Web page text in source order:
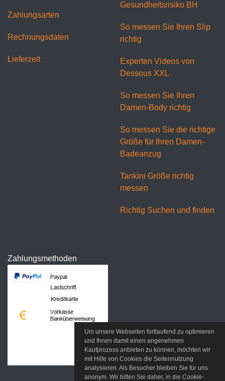
Zahlungsarten
Rechnungsdaten
Lieferzeit
Gesundheitsrisiko BH
So messen Sie Ihren Slip
richtig
Experten Videos von
Dessous XXL
So messen Sie Ihren
Damen-Body richtig
So messen Sie die richtige
Größe für Ihren Damen-
Badeanzug
Tankini Größe richtig
messen
Richtig Suchen und finden
Zahlungsmethoden
Um unsere Webseiten fortlaufend zu optimieren
und Ihnen damit einen angenehmen
Kaufprozess anbieten zu können, möchten wir
mit Hilfe von Cookies die Seitennutzung
analysieren. Als Besucher bleiben Sie für uns
anonym. Wir bitten Sie daher, in die Cookie-